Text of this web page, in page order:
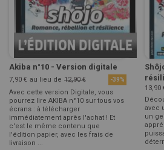
Akiba n°10 - Version digitale
7,90 € au lieu de 12,90 € -39%
Avec cette version Digitale, vous
pourrez lire AKIBA n°10 sur tous vos
écrans : à télécharger
immédiatement après l'achat ! Et
c'est le même contenu que
l'édition papier, avec les frais de
livraison ...
13,90
avec
un